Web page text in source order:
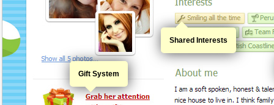
Gift System
Shared Interests